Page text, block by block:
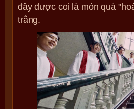
đây được coi là món quà
trắng.